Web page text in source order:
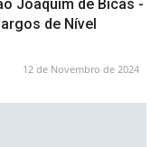
Joaquim de Bicas -
de Nível
12 de Novembro de 2024